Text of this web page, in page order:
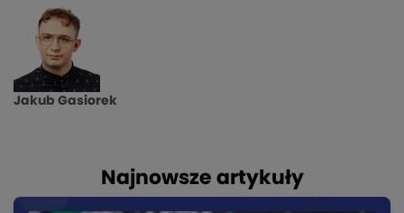
Jakub Gasiorek
Najnowsze artykuły